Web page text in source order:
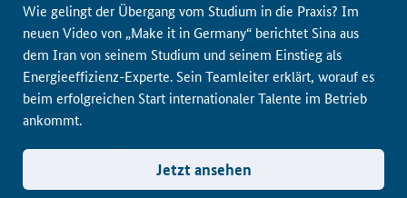
Wie gelingt der Übergang vom Studium in die Praxis? Im
neuen Video von „Make it in Germany“ berichtet Sina aus
dem Iran von seinem Studium und seinem Einstieg als
Energieeffizienz-Experte. Sein Teamleiter erklärt, worauf es
beim erfolgreichen Start internationaler Talente im Betrieb
ankommt.
Jetzt ansehen